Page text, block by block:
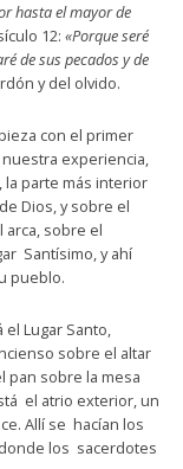
hasta el mayor de
12: «Porque seré
de sus pecados y de
y del olvido.
con el primer
experiencia,
la parte más interior
Dios, y sobre el
sobre el
Santísimo, y ahí
pueblo.
Lugar Santo,
sobre el altar
pan sobre la mesa
el atrio exterior, un
Allí se hacían los
los sacerdotes